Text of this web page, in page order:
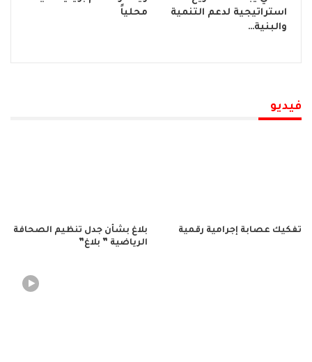
استراتيجية لدعم التنمية
والبنية…
محلياً
فيديو
تفكيك عصابة إجرامية رقمية
بلاغ بشأن جدل تنظيم الصحافة
الرياضية ” بلاغ”